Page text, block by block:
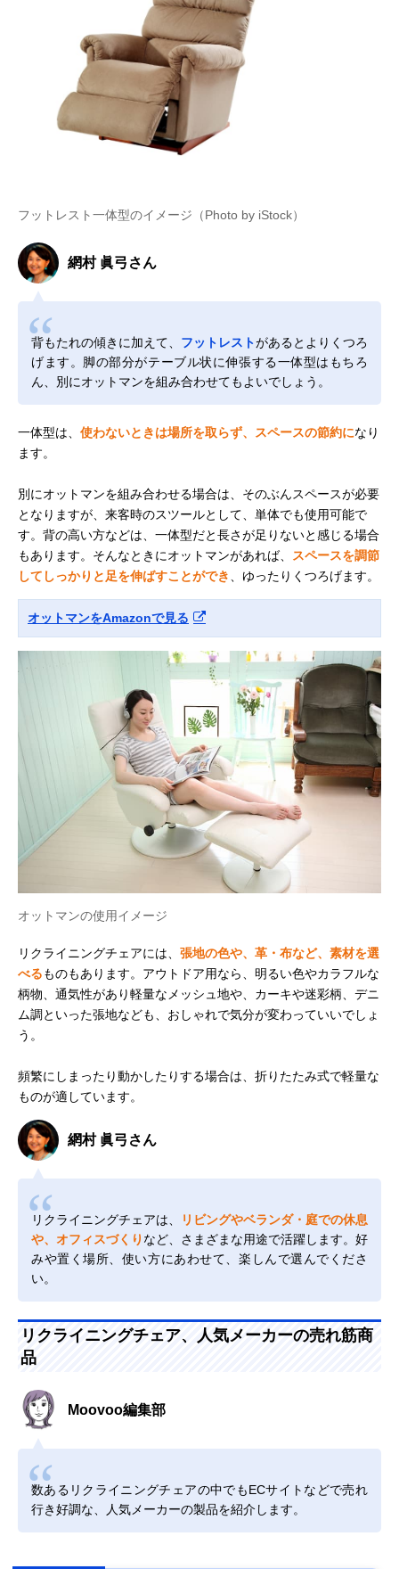
フットレスト一体型のイメージ（Photo by iStock）
網村 眞弓さん
背もたれの傾きに加えて、 フットレストがあるとよりくつろ
げます。脚の部分がテーブル状に伸張する一体型はもちろ
ん、別にオットマンを組み合わせてもよいでしょう。
一体型は、 使わないときは場所を取らず、スペースの節約になり
ます。
別にオットマンを組み合わせる場合は、そのぶんスペースが必要
となりますが、来客時のスツールとして、単体でも使用可能で
す。背の高い方などは、一体型だと長さが足りないと感じる場合
もあります。そんなときにオットマンがあれば、
スペースを調節
してしっかりと足を伸ばすことができ
、ゆったりくつろげます。
オットマンをAmazonで見る
オットマンの使用イメージ
リクライニングチェアには、 張地の色や、革・布など、素材を選
べるものもあります。アウトドア用なら、明るい色やカラフルな
柄物、通気性があり軽量なメッシュ地や、カーキや迷彩柄、デニ
ム調といった張地なども、おしゃれで気分が変わっていいでしょ
う。
頻繁にしまったり動かしたりする場合は、折りたたみ式で軽量な
ものが適しています。
網村 眞弓さん
リクライニングチェアは、
リビングやベランダ・庭での休息
や、オフィスづくり など、さまざまな用途で活躍します。好
みや置く場所、使い方にあわせて、楽しんで選んでくださ
い。
リクライニングチェア、人気メーカーの売れ筋商
品
Moovoo編集部
数あるリクライニングチェアの中でもECサイトなどで売れ
行き好調な、人気メーカーの製品を紹介します。